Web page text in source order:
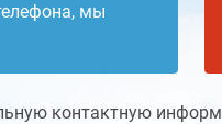
мы
контактную